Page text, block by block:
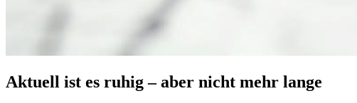
Aktuell ist es ruhig – aber nicht mehr lange